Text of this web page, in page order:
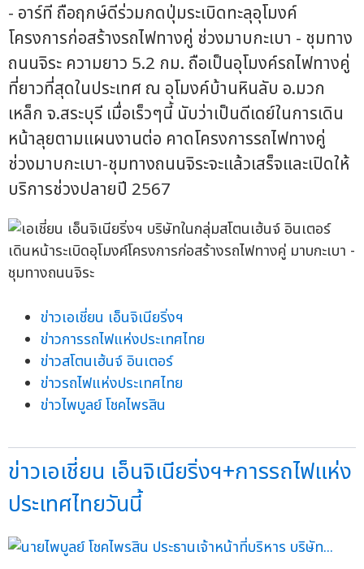
- อาร์ที ถือฤกษ์ดีร่วมกดปุ่มระเบิดทะลุอุโมงค์
โครงการก่อสร้างรถไฟทางคู่ ช่วงมาบกะเบา - ชุมทาง
ถนนจิระ ความยาว 5.2 กม. ถือเป็นอุโมงค์รถไฟทางคู่
ที่ยาวที่สุดในประเทศ ณ อุโมงค์บ้านหินลับ อ.มวก
เหล็ก จ.สระบุรี เมื่อเร็วๆนี้ นับว่าเป็นดีเดย์ในการเดิน
หน้าลุยตามแผนงานต่อ คาดโครงการรถไฟทางคู่
ช่วงมาบกะเบา-ชุมทางถนนจิระจะแล้วเสร็จและเปิดให้
บริการช่วงปลายปี 2567
ข่าวเอเชี่ยน เอ็นจิเนียริ่งฯ
ข่าวการรถไฟแห่งประเทศไทย
ข่าวสโตนเฮ้นจ์ อินเตอร์
ข่าวรถไฟแห่งประเทศไทย
ข่าวไพบูลย์ โชคไพรสิน
ข่าวเอเชี่ยน เอ็นจิเนียริ่งฯ+การรถไฟแห่ง
ประเทศไทยวันนี้